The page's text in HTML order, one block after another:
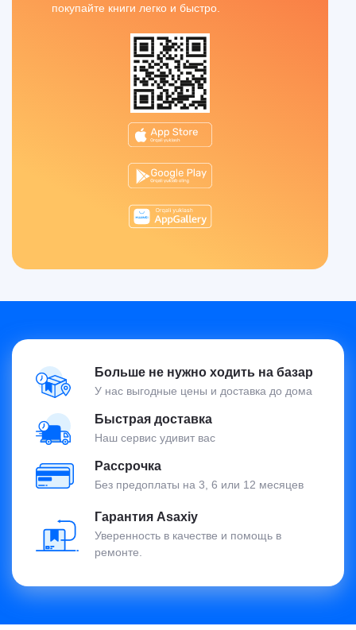
покупайте книги легко и быстро.
Больше не нужно ходить на базар
У нас выгодные цены и доставка до дома
Быстрая доставка
Наш сервис удивит вас
Рассрочка
Без предоплаты на 3, 6 или 12 месяцев
Гарантия Asaxiy
Уверенность в качестве и помощь в
ремонте.